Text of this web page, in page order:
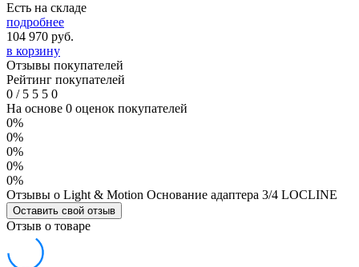
Есть на складе
подробнее
104 970 руб.
в корзину
Отзывы покупателей
Рейтинг покупателей
0 /5 5 5 0
На основе 0 оценок покупателей
0%
0%
0%
0%
0%
Отзывы о Light & Motion Основание адаптера 3/4 LOCLINE
Оставить свой отзыв
Отзыв о товаре